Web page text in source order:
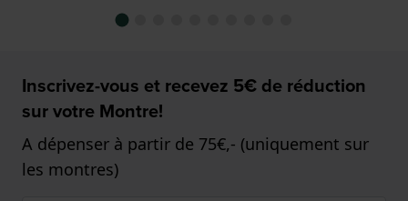
Inscrivez-vous et recevez 5€ de réduction
sur votre Montre!
A dépenser à partir de 75€,- (uniquement sur
les montres)